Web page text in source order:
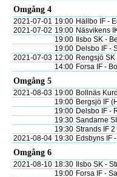
Omgång 4
2021-07-01 19:00 Hällbo IF -
2021-07-02 19:00 Näsvikens
19:00
Ilsbo SK -
19:00 Delsbo IF -
2021-07-03 12:00 Rengsjö
14:00 Forsa IF -
Omgång 5
2021-08-03 19:00 Bollnäs
19:00 Bergsjö IF
19:00 Delsbo IF -
19:30 Sandarne
19:30 Strands IF 2
2021-08-04 19:30 Edsbyns IF
Omgång 6
2021-08-10 18:30 Ilsbo SK -
19:00 Forsa IF -